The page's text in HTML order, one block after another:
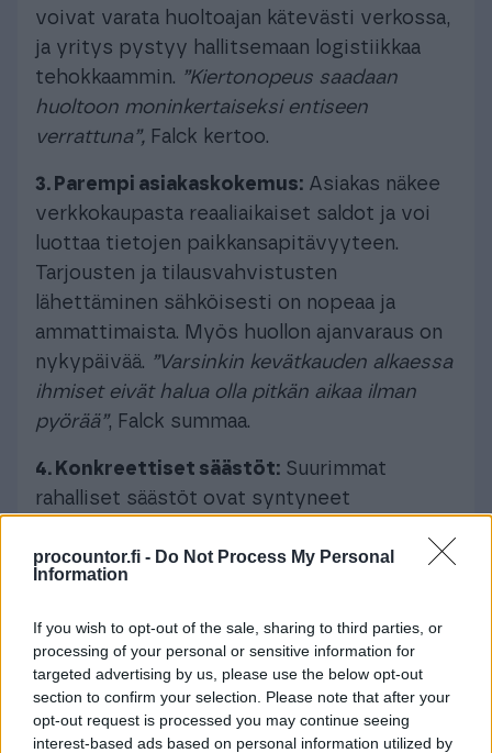
procountor.fi - Do Not Process My Personal
Information
If you wish to opt-out of the sale, sharing to third parties, or
processing of your personal or sensitive information for
targeted advertising by us, please use the below opt-out
section to confirm your selection. Please note that after your
opt-out request is processed you may continue seeing
interest-based ads based on personal information utilized by
voivat varata huoltoajan kätevästi verkossa,
ja yritys pystyy hallitsemaan logistiikkaa
tehokkaammin. ”Kiertonopeus saadaan
huoltoon moninkertaiseksi entiseen
verrattuna”, Falck kertoo.
3. Parempi asiakaskokemus: Asiakas näkee
verkkokaupasta reaaliaikaiset saldot ja voi
luottaa tietojen paikkansapitävyyteen.
Tarjousten ja tilausvahvistusten
lähettäminen sähköisesti on nopeaa ja
ammattimaista. Myös huollon ajanvaraus on
nykypäivää. ”Varsinkin kevätkauden alkaessa
ihmiset eivät halua olla pitkän aikaa ilman
pyörää”, Falck summaa.
4. Konkreettiset säästöt: Suurimmat
rahalliset säästöt ovat syntyneet
oikeat tavarat ovat oikeaan aikaan oikeassa
Automaatio on tie
menestykseen
Pyöräliike Lundbergin tarina osoittaa, että